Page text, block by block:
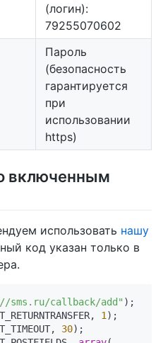
(логин):
79255070602
Пароль
(безопасность
гарантируется
при
использовании
https)
включенным
использовать нашу
код указан только в
sms.ru/callback/add"
1
30